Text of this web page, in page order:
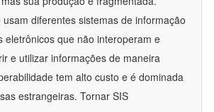
diferentes sistemas de informação
eletrônicos que não interoperam e
e utilizar informações de maneira
tem alto custo e é dominada
estrangeiras. Tornar SIS